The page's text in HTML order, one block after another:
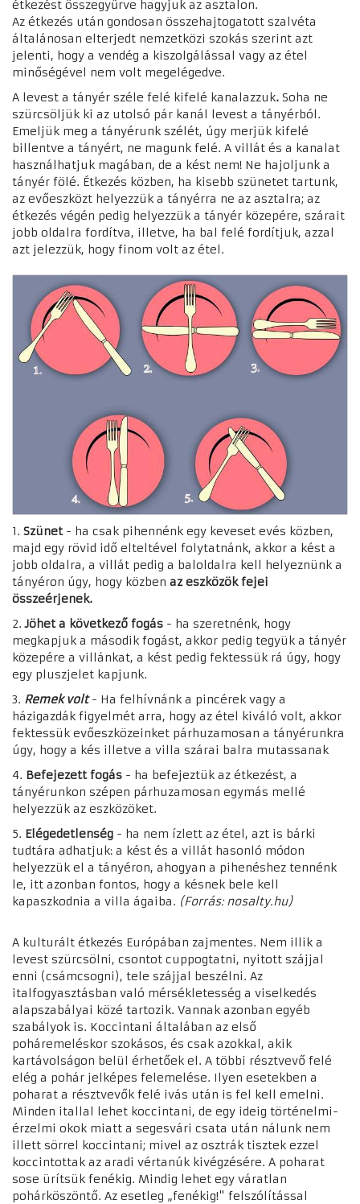
étkezést összegyűrve hagyjuk az asztalon.
Az étkezés után gondosan összehajtogatott szalvéta
általánosan elterjedt nemzetközi szokás szerint azt
jelenti, hogy a vendég a kiszolgálással vagy az étel
minőségével nem volt megelégedve.
A levest a tányér széle felé kifelé kanalazzuk. Soha ne
szürcsöljük ki az utolsó pár kanál levest a tányérból.
Emeljük meg a tányérunk szélét, úgy merjük kifelé
billentve a tányért, ne magunk felé. A villát és a kanalat
használhatjuk magában, de a kést nem! Ne hajoljunk a
tányér fölé. Étkezés közben, ha kisebb szünetet tartunk,
az evőeszközt helyezzük a tányérra ne az asztalra; az
étkezés végén pedig helyezzük a tányér közepére, szárait
jobb oldalra fordítva, illetve, ha bal felé fordítjuk, azzal
azt jelezzük, hogy finom volt az étel.
1. Szünet- ha csak pihennénk egy keveset evés közben,
majd egy rövid idő elteltével folytatnánk, akkor a kést a
jobb oldalra, a villát pedig a baloldalra kell helyeznünk a
tányéron úgy, hogy közben az eszközök fejei
összeérjenek.
2.Jöhet a következő fogás - ha szeretnénk, hogy
megkapjuk a második fogást, akkor pedig tegyük a tányér
közepére a villánkat, a kést pedig fektessük rá úgy, hogy
egy pluszjelet kapjunk.
3. Remek volt- Ha felhívnánk a pincérek vagy a
házigazdák figyelmét arra, hogy az étel kiváló volt, akkor
fektessük evőeszközeinket párhuzamosan a tányérunkra
úgy, hogy a kés illetve a villa szárai balra mutassanak
4. Befejezett fogás - ha befejeztük az étkezést, a
tányérunkon szépen párhuzamosan egymás mellé
helyezzük az eszközöket.
5. Elégedetlenség - ha nem ízlett az étel, azt is bárki
tudtára adhatjuk: a kést és a villát hasonló módon
helyezzük el a tányéron, ahogyan a pihenéshez tennénk
le, itt azonban fontos, hogy a késnek bele kell
kapaszkodnia a villa ágaiba. (Forrás: nosalty.hu)
A kulturált étkezés Európában zajmentes. Nem illik a
levest szürcsölni, csontot cuppogtatni, nyitott szájjal
enni (csámcsogni), tele szájjal beszélni. Az
italfogyasztásban való mérsékletesség a viselkedés
alapszabályai közé tartozik. Vannak azonban egyéb
szabályok is. Koccintani általában az első
poháremeléskor szokásos, és csak azokkal, akik
kartávolságon belül érhetőek el. A többi résztvevő felé
elég a pohár jelképes felemelése. Ilyen esetekben a
poharat a résztvevők felé ivás után is fel kell emelni.
Minden itallal lehet koccintani, de egy ideig történelmi-
érzelmi okok miatt a segesvári csata után nálunk nem
illett sörrel koccintani; mivel az osztrák tisztek ezzel
koccintottak az aradi vértanúk kivégzésére. A poharat
sose ürítsük fenékig. Mindig lehet egy váratlan
pohárköszöntő. Az esetleg „fenékig!" felszólítással